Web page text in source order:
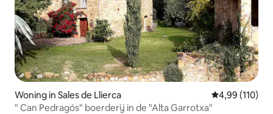
Woning in Sales de Llierca Gemiddelde
4,99 (110)
" Can Pedragós" boerderij in de "Alta Garrotxa"